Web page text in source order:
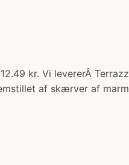
kr. Vi levererÂ
af skærver af